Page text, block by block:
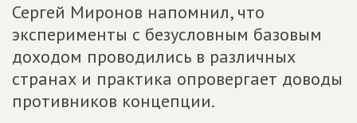
Сергей Миронов напомнил, что
эксперименты с безусловным базовым
доходом проводились в различных
странах и практика опровергает доводы
противников концепции.